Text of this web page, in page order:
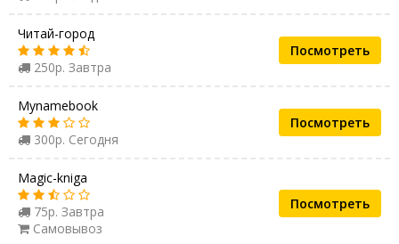
Читай-город
250р. Завтра
Посмотреть
Mynamebook
300р. Сегодня
Посмотреть
Magic-kniga
75р. Завтра
Самовывоз
Посмотреть